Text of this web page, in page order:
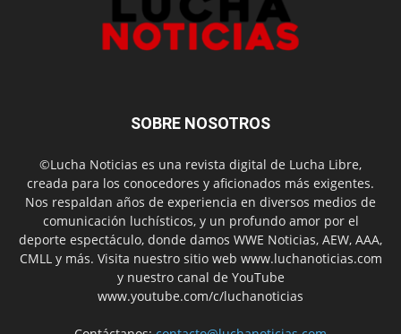
SOBRE NOSOTROS
©Lucha Noticias es una revista digital de Lucha Libre,
creada para los conocedores y aficionados más exigentes.
Nos respaldan años de experiencia en diversos medios de
comunicación luchísticos, y un profundo amor por el
deporte espectáculo, donde damos WWE Noticias, AEW, AAA,
CMLL y más. Visita nuestro sitio web www.luchanoticias.com
y nuestro canal de YouTube
www.youtube.com/c/luchanoticias